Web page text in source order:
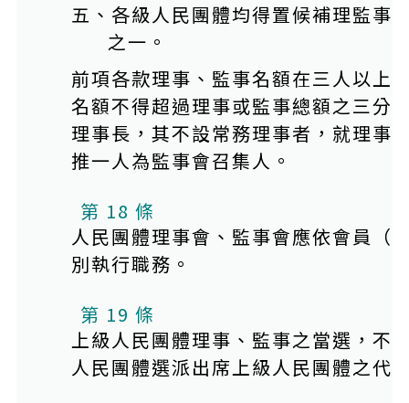
五、各級人民團體均得置候補理監事
之一。
前項各款理事、監事名額在三人以上
名額不得超過理事或監事總額之三分
理事長，其不設常務理事者，就理事
推一人為監事會召集人。
第 18 條
人民團體理事會、監事會應依會員（
別執行職務。
第 19 條
上級人民團體理事、監事之當選，不
人民團體選派出席上級人民團體之代